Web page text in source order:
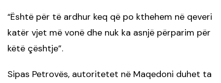
“Është për të ardhur keq që po kthehem në qeveri
katër vjet më vonë dhe nuk ka asnjë përparim për
këtë çështje”.
Sipas Petrovës, autoritetet në Maqedoni duhet ta